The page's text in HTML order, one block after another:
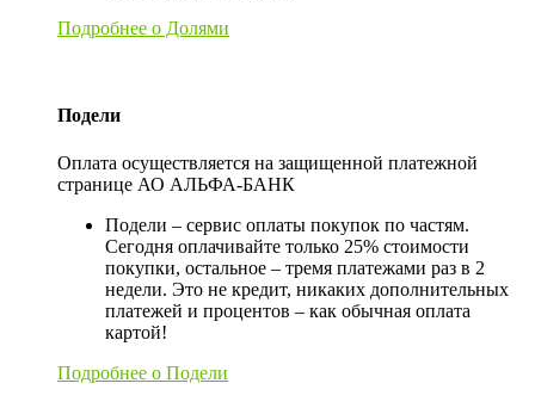
Подробнее о Долями
Подели
Оплата осуществляется на защищенной платежной
странице АО АЛЬФА-БАНК
Подели – сервис оплаты покупок по частям.
Сегодня оплачивайте только 25% стоимости
покупки, остальное – тремя платежами раз в 2
недели. Это не кредит, никаких дополнительных
платежей и процентов – как обычная оплата
картой!
Подробнее о Подели